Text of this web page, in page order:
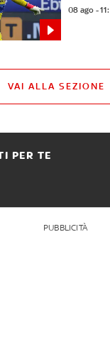
08 ago -
VAI ALLA SEZIONE
PER TE
PUBBLICITÀ